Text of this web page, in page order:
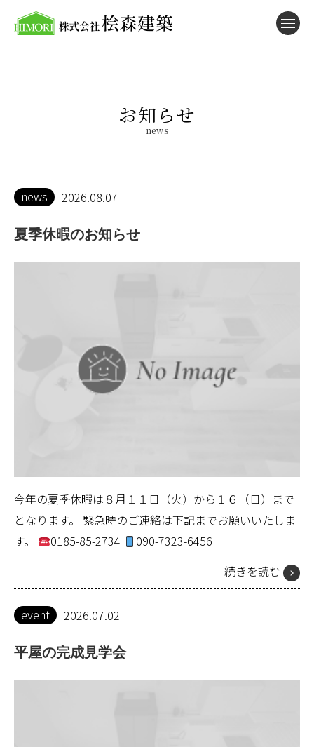
お知らせ
news
news 2026.08.07
夏季休暇のお知らせ
今年の夏季休暇は８月１１日（火）から１６（日）まで
となります。 緊急時のご連絡は下記までお願いいたしま
す。
0185-85-2734
090-7323-6456
続きを読む
event 2026.07.02
平屋の完成見学会